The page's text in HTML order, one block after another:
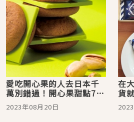
愛吃開心果的人去日本千
萬別錯過！開心果甜點7
選，以香濃的堅果香氣征
服你的味蕾
2023年08月20日
在
貨
點